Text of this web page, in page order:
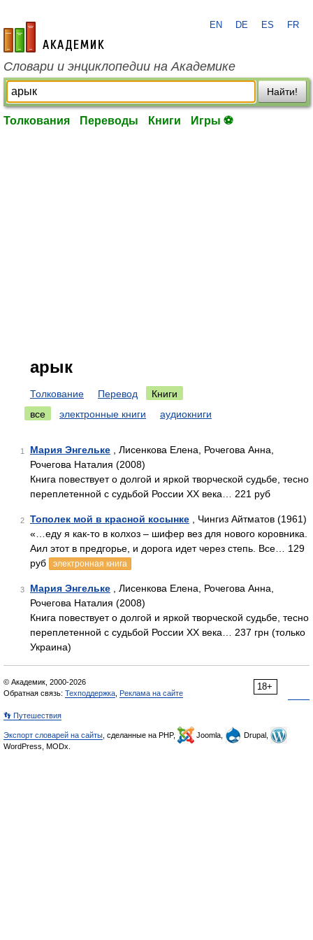
academic.ru
EN DE ES FR
Словари и энциклопедии на Академике
Найти!
Толкования Переводы Книги Игры ⚽
арык
Толкование Перевод
Книги
все
электронные книги аудиокниги
1 Мария Энгельке , Лисенкова Елена, Рочегова Анна,
Рочегова Наталия (2008)
Книга повествует о долгой и яркой творческой судьбе, тесно
переплетенной с судьбой России ХХ века… 221 руб
2 Тополек мой в красной косынке , Чингиз Айтматов (1961)
«…еду я как-то в колхоз – шифер вез для нового коровника.
Аил этот в предгорье, и дорога идет через степь. Все… 129
руб
электронная книга
3 Мария Энгельке , Лисенкова Елена, Рочегова Анна,
Рочегова Наталия (2008)
Книга повествует о долгой и яркой творческой судьбе, тесно
переплетенной с судьбой России ХХ века… 237 грн (только
Украина)
18+
© Академик, 2000-2026
Обратная связь: Техподдержка Реклама на сайте
👣 Путешествия
Экспорт словарей на сайты , сделанные на PHP, Joomla,
Drupal,
WordPress, MODx.